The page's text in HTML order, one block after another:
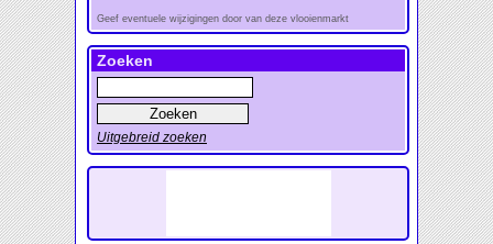
Geef eventuele wijzigingen door van deze vlooienmarkt
Zoeken
Uitgebreid zoeken